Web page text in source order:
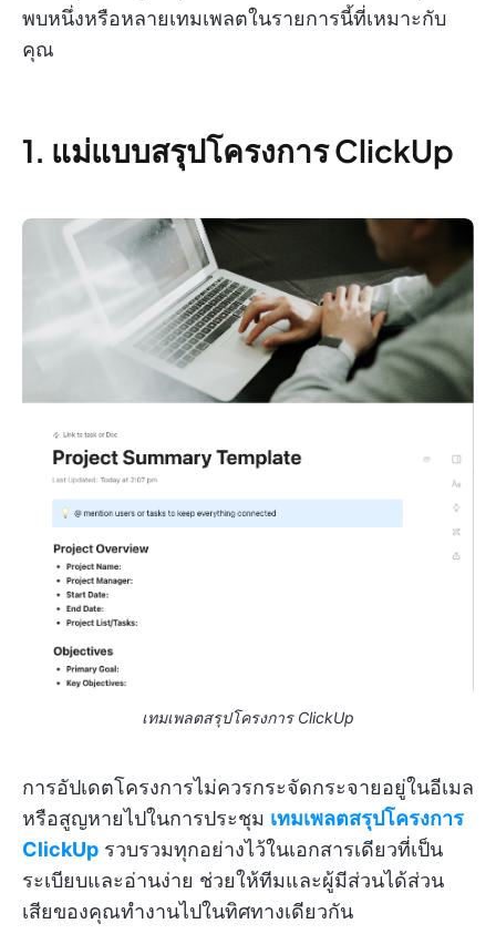
พบหนึ่งหรือหลายเทมเพลตในรายการนี้ที่เหมาะกับ
คุณ
1. แม่แบบสรุปโครงการ ClickUp
เทมเพลตสรุปโครงการ ClickUp
การอัปเดตโครงการไม่ควรกระจัดกระจายอยู่ในอีเมล
หรือสูญหายไปในการประชุม เทมเพลตสรุปโครงการ
ClickUp รวบรวมทุกอย่างไว้ในเอกสารเดียวที่เป็น
ระเบียบและอ่านง่าย ช่วยให้ทีมและผู้มีส่วนได้ส่วน
เสียของคุณทำงานไปในทิศทางเดียวกัน